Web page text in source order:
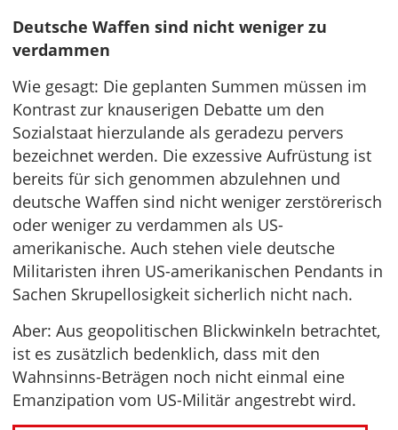
Deutsche Waffen sind nicht weniger zu
verdammen
Wie gesagt: Die geplanten Summen müssen im
Kontrast zur knauserigen Debatte um den
Sozialstaat hierzulande als geradezu pervers
bezeichnet werden. Die exzessive Aufrüstung ist
bereits für sich genommen abzulehnen und
deutsche Waffen sind nicht weniger zerstörerisch
oder weniger zu verdammen als US-
amerikanische. Auch stehen viele deutsche
Militaristen ihren US-amerikanischen Pendants in
Sachen Skrupellosigkeit sicherlich nicht nach.
Aber: Aus geopolitischen Blickwinkeln betrachtet,
ist es zusätzlich bedenklich, dass mit den
Wahnsinns-Beträgen noch nicht einmal eine
Emanzipation vom US-Militär angestrebt wird.